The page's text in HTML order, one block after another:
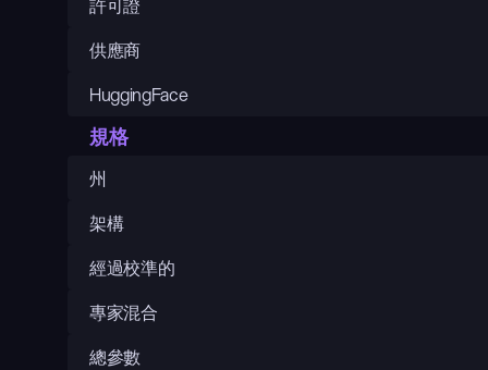
供應商
HuggingFace
規格
州
架構
經過校準的
專家混合
總參數